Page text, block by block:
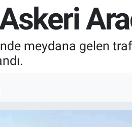
meydana gelen